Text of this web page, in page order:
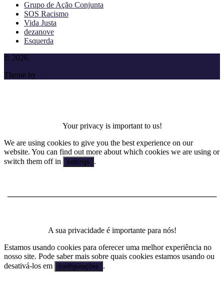
Grupo de Ação Conjunta
SOS Racismo
Vida Justa
dezanove
Esquerda
To
top
© 2026
Theme by
Your privacy is important to us!
We are using cookies to give you the best experience on our
website. You can find out more about which cookies we are using or
switch them off in
settings .
──────────────────────────────────────
A sua privacidade é importante para nós!
Estamos usando cookies para oferecer uma melhor experiência no
nosso site. Pode saber mais sobre quais cookies estamos usando ou
desativá-los em
configurações .